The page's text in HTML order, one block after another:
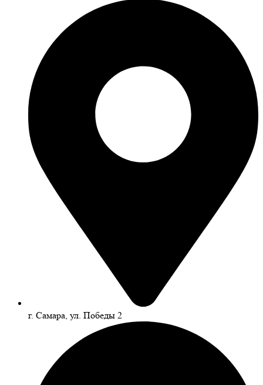
г. Самара, ул. Победы 2